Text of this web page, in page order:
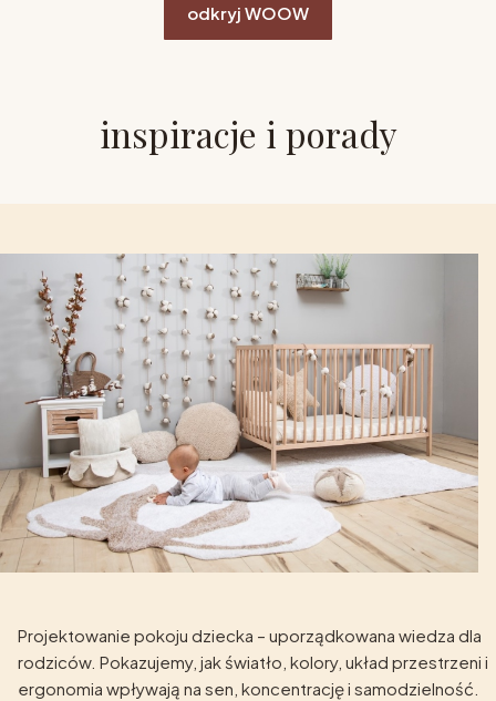
odkryj WOOW
inspiracje i porady
Projektowanie pokoju dziecka – uporządkowana wiedza dla
rodziców. Pokazujemy, jak światło, kolory, układ przestrzeni i
ergonomia wpływają na sen, koncentrację i samodzielność.